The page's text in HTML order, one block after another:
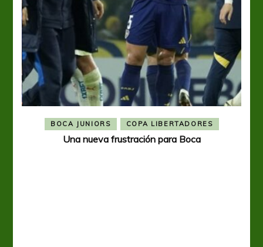
BOCA JUNIORS COPA LIBERTADORES
Una nueva frustración para Boca